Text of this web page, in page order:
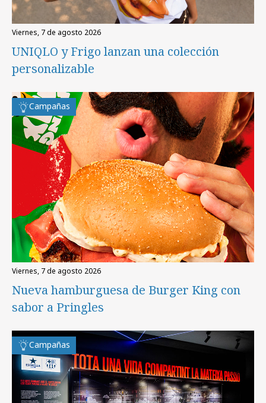
viernes, 7 de agosto 2026
UNIQLO y Frigo lanzan una colección
personalizable
Campañas
viernes, 7 de agosto 2026
Nueva hamburguesa de Burger King con
sabor a Pringles
Campañas